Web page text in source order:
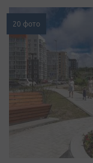
20 фото